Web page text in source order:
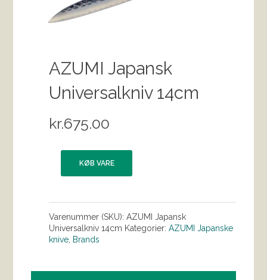
AZUMI Japansk
Universalkniv 14cm
kr.675.00
KØB VARE
Varenummer (SKU):AZUMI Japansk
Universalkniv 14cm Kategorier:AZUMI Japanske
knive Brands